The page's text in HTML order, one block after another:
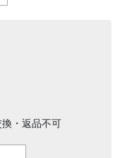
・返品不可